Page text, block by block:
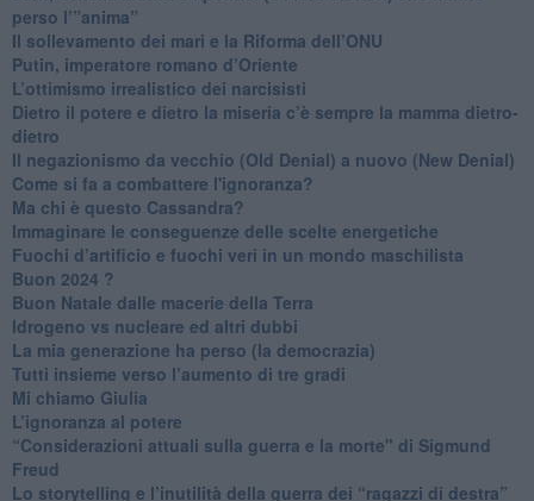
perso l’”anima”
​Il sollevamento dei mari e la Riforma dell’ONU
Putin, imperatore romano d’Oriente
​L’ottimismo irrealistico dei narcisisti
​Dietro il potere e dietro la miseria c’è sempre la mamma dietro-
dietro
Il negazionismo da vecchio (Old Denial) a nuovo (New Denial)
Come si fa a combattere l'ignoranza?
Ma chi è questo Cassandra?
Immaginare le conseguenze delle scelte energetiche
​Fuochi d’artificio e fuochi veri in un mondo maschilista
Buon 2024 ?
​Buon Natale dalle macerie della Terra
​Idrogeno vs nucleare ed altri dubbi
​La mia generazione ha perso (la democrazia)
​Tutti insieme verso l’aumento di tre gradi
Mi chiamo Giulia
L’ignoranza al potere
​“Considerazioni attuali sulla guerra e la morte" di Sigmund
Freud
​Lo storytelling e l’inutilità della guerra dei “ragazzi di destra”